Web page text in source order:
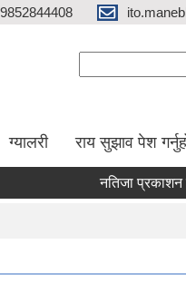
9852844408
ग्यालरी राय सुझाव पेश
नतिजा प्रकाशन